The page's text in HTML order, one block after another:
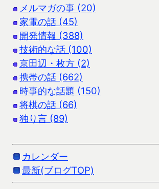
メルマガの事 (20)
家電の話 (45)
開発情報 (388)
技術的な話 (100)
京田辺・枚方 (2)
携帯の話 (662)
時事的な話題 (150)
将棋の話 (66)
独り言 (89)
カレンダー
最新(ブログTOP)